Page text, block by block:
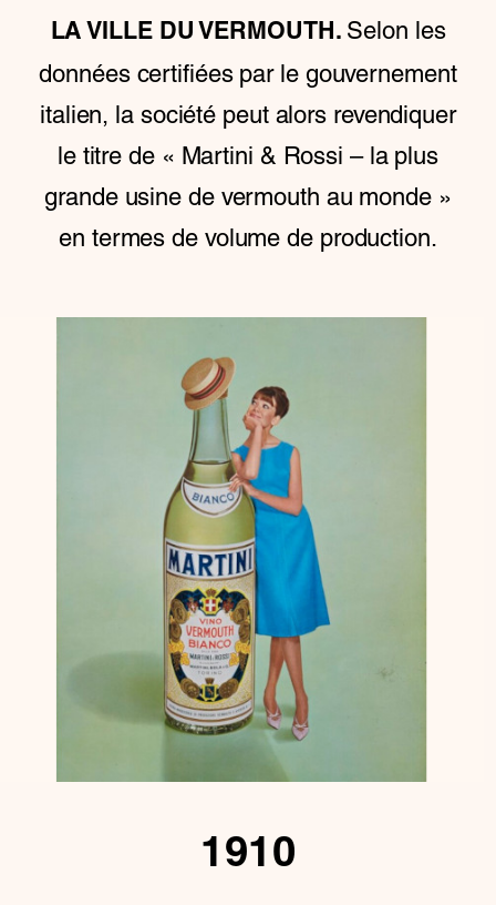
LA VILLE DU VERMOUTH. Selon les
données certifiées par le gouvernement
italien, la société peut alors revendiquer
le titre de « Martini & Rossi – la plus
grande usine de vermouth au monde »
en termes de volume de production.
1910